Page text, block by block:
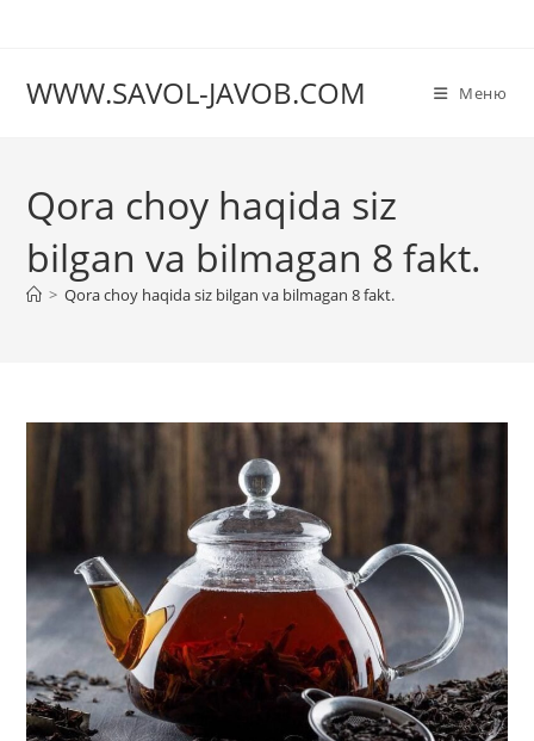
WWW.SAVOL-JAVOB.COM Меню
Qora choy haqida siz
bilgan va bilmagan 8 fakt.
> Qora choy haqida siz bilgan va bilmagan 8 fakt.